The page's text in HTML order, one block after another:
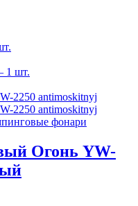
1 шт.
фонари
Огонь YW-